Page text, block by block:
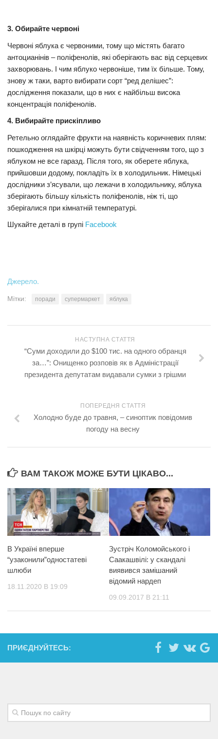
3. Обирайте червоні
Червоні яблука є червоними, тому що містять багато
антоцианінів – поліфенолів, які оберігають вас від серцевих
захворювань. І чим яблуко червоніше, тим їх більше. Тому,
знову ж таки, варто вибирати сорт “ред делішес”:
дослідження показали, що в них є найбільш висока
концентрація поліфенолів.
4. Вибирайте прискіпливо
Ретельно оглядайте фрукти на наявність коричневих плям:
пошкодження на шкірці можуть бути свідченням того, що з
яблуком не все гаразд. Після того, як оберете яблука,
прийшовши додому, покладіть їх в холодильник. Німецькі
дослідники з’ясували, що лежачи в холодильнику, яблука
зберігають більшу кількість поліфенолів, ніж ті, що
зберігалися при кімнатній температурі.
Шукайте деталі в групі Facebook
Джерело.
Мітки: поради супермаркет яблука
НАСТУПНА СТАТТЯ
“Суми доходили до $100 тис. на одного обранця
за…”: Онищенко розповів як в Адміністрації
президента депутатам видавали сумки з грішми
ПОПЕРЕДНЯ СТАТТЯ
Холодно буде до травня, – синоптик повідомив
погоду на весну
ВАМ ТАКОЖ МОЖЕ БУТИ ЦІКАВО...
В Україні вперше
“узаконили”одностатеві
шлюби
18.11.2020 В 19:09
Зустріч Коломойського і
Саакашвілі: у скандалі
виявився замішаний
відомий нардеп
09.09.2017 В 21:11
ПРИЄДНУЙТЕСЬ: